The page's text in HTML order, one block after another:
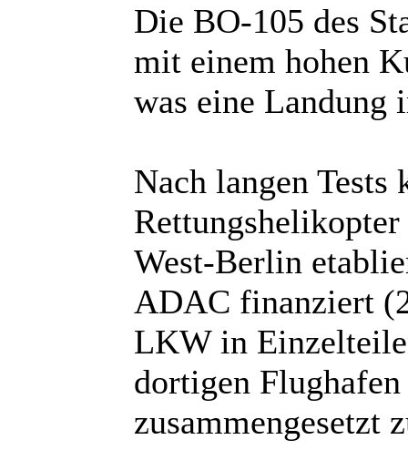
Die BO-105 des
mit einem hohen
was eine Landung
Nach langen Tests
West-Berlin
ADAC finanziert
LKW in
dortigen
zusammengesetzt